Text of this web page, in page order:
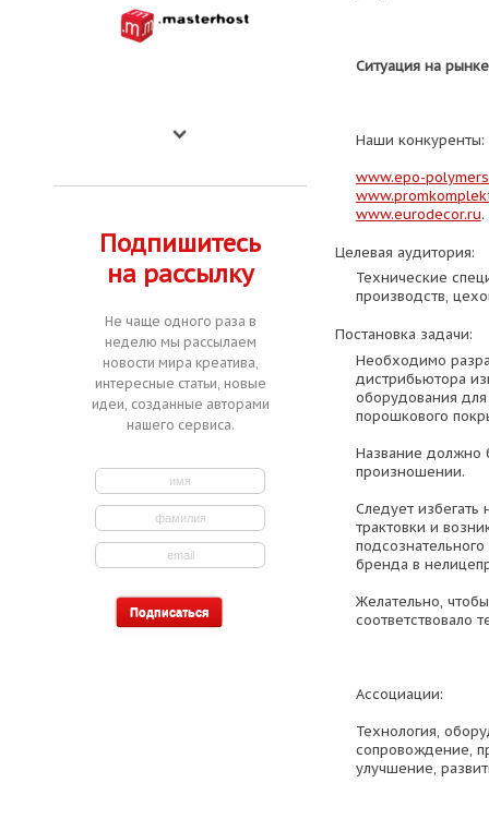
Подпишитесь
на рассылку
Не чаще одного раза в
неделю мы рассылаем
новости мира креатива,
интересные статьи, новые
идеи, созданные авторами
нашего сервиса.
Ситуация на
Наши конкуренты:
www.epo-
www.eurodecor.ru.
Целевая аудитория:
Технические
производств,
Постановка задачи:
Необходимо
дистрибьютора
оборудования
порошкового
Название должно
произношении.
Следует избегать
трактовки и
бренда в
Желательно,
соответствовало
Ассоциации:
Технология,
сопровождение,
улучшение,